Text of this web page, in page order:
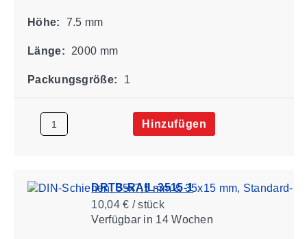
Höhe: 7.5 mm
Länge: 2000 mm
Packungsgröße: 1
Hinzufügen
DRTB-RAIL-3515-1
10,04 € / stück
Verfügbarin 14 Wochen